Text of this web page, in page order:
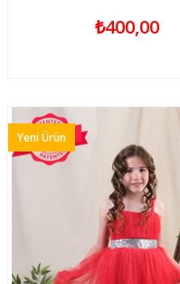
₺400,00
Yeni Ürün